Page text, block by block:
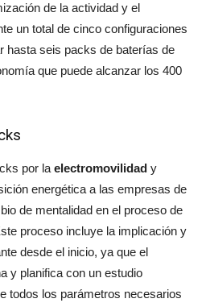
de la actividad y el
un total de cinco configuraciones
hasta seis packs de baterías de
que puede alcanzar los 400
por la electromovilidad y
energética a las empresas de
de mentalidad en el proceso de
proceso incluye la implicación y
desde el inicio, ya que el
y planifica con un estudio
todos los parámetros necesarios